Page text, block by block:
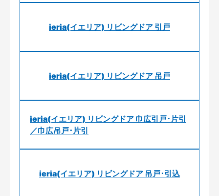
ieria(イエリア) リビングドア 引戸
ieria(イエリア) リビングドア 吊戸
ieria(イエリア) リビングドア 巾広引戸･片引
／巾広吊戸･片引
ieria(イエリア) リビングドア 吊戸･引込